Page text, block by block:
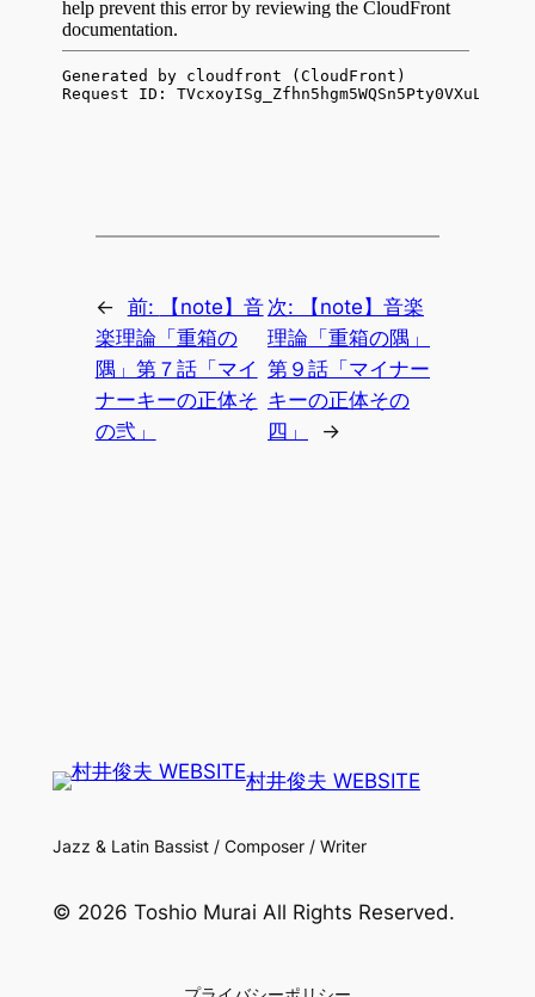
← 前:
【note】音
楽理論「重箱の
隅」第７話「マイ
ナーキーの正体そ
の弐」
次:
【note】音楽
理論「重箱の隅」
第９話「マイナー
キーの正体その
四」
→
村井俊夫 WEBSITE
Jazz & Latin Bassist / Composer / Writer
© 2026 Toshio Murai All Rights Reserved.